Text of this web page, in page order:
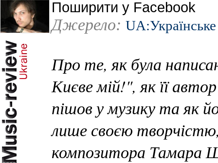
Поширити у Facebook
Джерело: UA:Українське
Про те, як була
Києве мій!", як її
пішов у музику та як
лише своєю
композитора Тамара